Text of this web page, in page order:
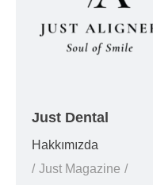
Just Dental
Hakkımızda
Just Magazine